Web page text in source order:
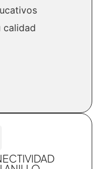
calidad